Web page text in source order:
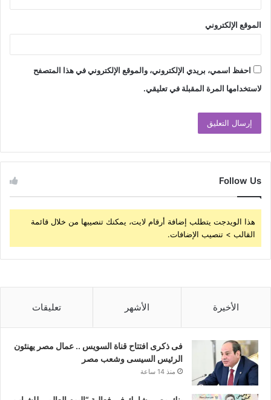
الموقع الإلكتروني
احفظ اسمي، بريدي الإلكتروني، والموقع الإلكتروني في هذا المتصفح
لاستخدامها المرة المقبلة في تعليقي.
Follow Us
هذا الويدجت يتطلب إضافة أرقام لايت، يمكنك تنصيبها من خلال قائمة
القالب > تنصيب الإضافات.
الأخيرة الأشهر تعليقات
فى ذكرى افتتاح قناة السويس .. عمال مصر يهنئون
الرئيس السيسى وشعب مصر
منذ 14 ساعة